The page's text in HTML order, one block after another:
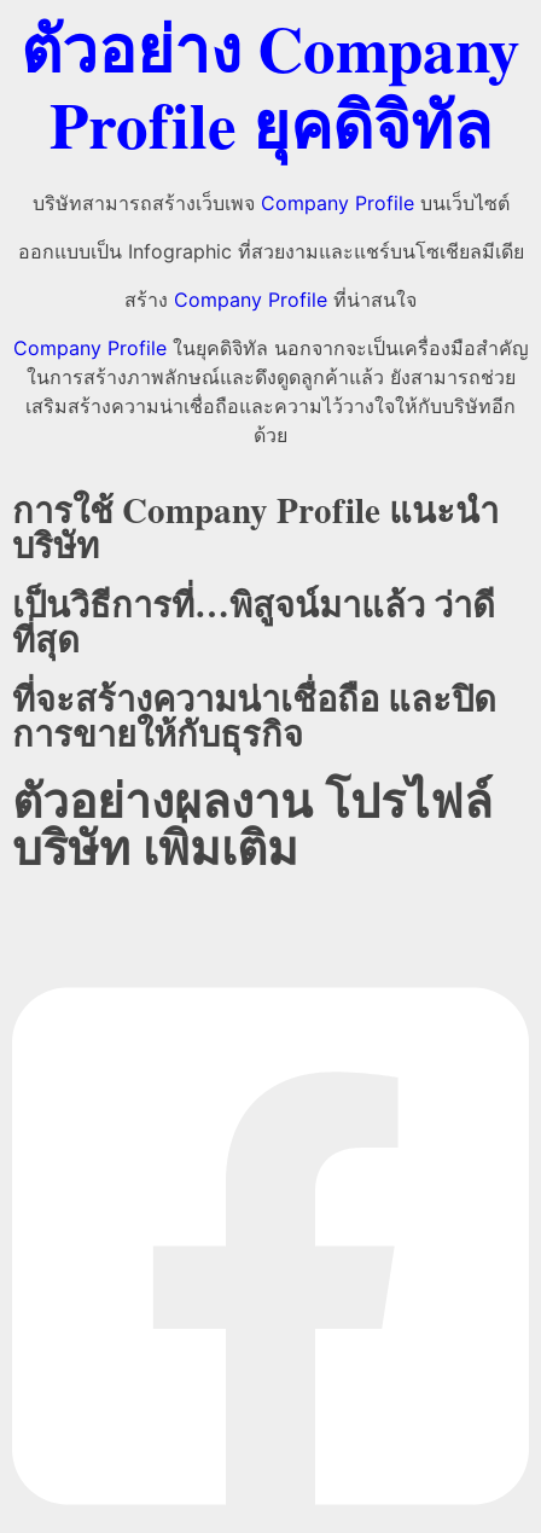
ตัวอย่าง Company
Profile ยุคดิจิทัล
บริษัทสามารถสร้างเว็บเพจ Company Profileบนเว็บไซต์
ออกแบบเป็น Infographic ที่สวยงามและแชร์บนโซเชียลมีเดีย
สร้าง Company Profile ที่น่าสนใจ
Company Profileในยุคดิจิทัล นอกจากจะเป็นเครื่องมือสำคัญ
ในการสร้างภาพลักษณ์และดึงดูดลูกค้าแล้ว ยังสามารถช่วย
เสริมสร้างความน่าเชื่อถือและความไว้วางใจให้กับบริษัทอีก
ด้วย
การใช้ Company Profile แนะนำ
บริษัท
เป็นวิธีการที่…พิสูจน์มาแล้ว ว่าดี
ที่สุด
ที่จะสร้างความน่าเชื่อถือ และปิด
การขายให้กับธุรกิจ
ตัวอย่างผลงาน โปรไฟล์
บริษัท เพิ่มเติม